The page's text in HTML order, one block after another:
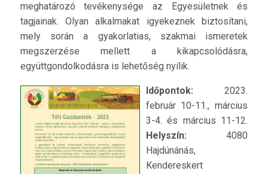
meghatározó tevékenysége az Egyesületnek és
tagjainak. Olyan alkalmakat igyekeznek biztosítani,
mely során a gyakorlatias, szakmai ismeretek
megszerzése mellett a kikapcsolódásra,
együttgondolkodásra is lehetőség nyílik.
Időpontok: 2023.
február 10-11., március
3-4. és március 11-12.
Helyszín:4080
Hajdúnánás,
Kendereskert